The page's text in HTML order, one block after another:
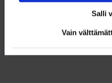
Salli
Vain